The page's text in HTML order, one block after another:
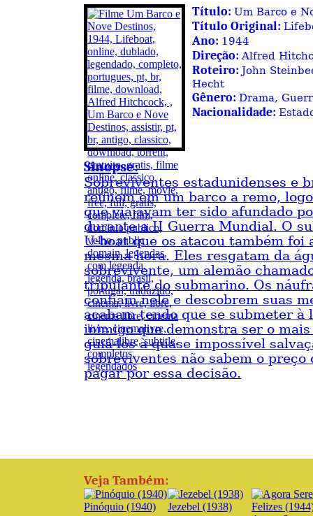
Título: Um Barco e
Título Original:
Ano: 1944
Direção:Alfred
Roteiro: John
Hecht
Gênero: Drama,
Nacionalidade:
Sinopse:
Sobreviventes estadunidenses e
reúnem em um barco a remo,
que viajavam ter sido afundado
durante a II Guerra Mundial. O
U-boat que os atacou também foi
mesma hora. Eles resgatam da
sobrevivente, um alemão
tripulante do submarino. Os
confiam nele e descobrem suas
acabam tendo que se submeter à
inimigo que demonstra ser o
guiá-los à quase impossível
sobreviventes não sabem o preço
pagar por essa decisão.
Veja Também:
Pinóquio (1940)
Jezebel (1938)